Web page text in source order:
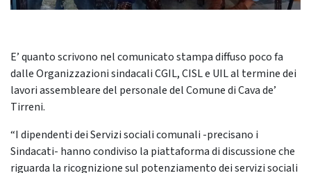
E’ quanto scrivono nel comunicato stampa diffuso poco fa
dalle Organizzazioni sindacali CGIL, CISL e UIL al termine dei
lavori assembleare del personale del Comune di Cava de’
Tirreni.
“I dipendenti dei Servizi sociali comunali -precisano i
Sindacati- hanno condiviso la piattaforma di discussione che
riguarda la ricognizione sul potenziamento dei servizi sociali